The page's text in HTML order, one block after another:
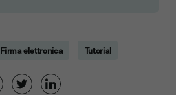
Firma elettronica Tutorial